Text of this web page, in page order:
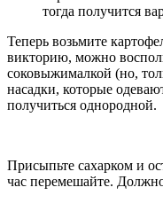
тогда получится
Теперь возьмите
викторию, можно
соковыжималкой (но,
насадки, которые
получиться однородной.
Присыпьте сахарком и
час перемешайте.